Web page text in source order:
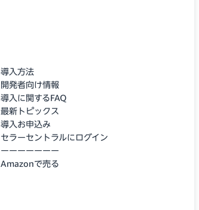
導入方法
開発者向け情報
導入に関するFAQ
最新トピックス
導入お申込み
セラーセントラルにログイン
ーーーーーーー
Amazonで売る